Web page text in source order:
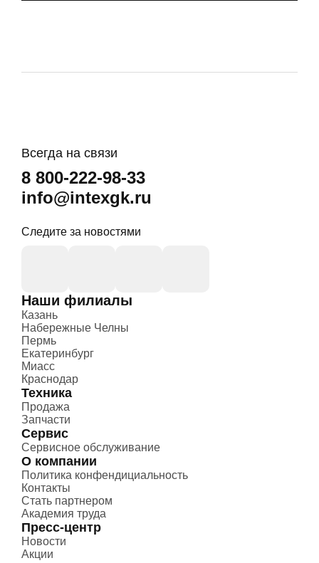
Всегда на связи
8 800-222-98-33
info@intexgk.ru
Следите за новостями
Наши филиалы
Казань
Набережные Челны
Пермь
Екатеринбург
Миасс
Краснодар
Техника
Продажа
Запчасти
Сервис
Сервисное обслуживание
О компании
Политика конфендициальность
Контакты
Стать партнером
Академия труда
Пресс-центр
Новости
Акции